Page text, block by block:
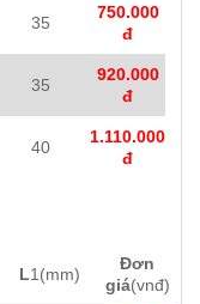
35
750.000
đ
35
920.000
đ
40
1.110.000
đ
L1(mm)
Đơn
giá(vnđ)